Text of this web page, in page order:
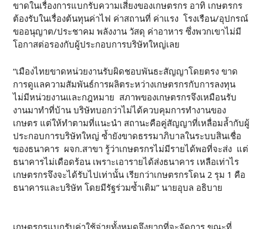
ขาดในเรื่องการแบกรับความเสี่ยงของเกษตรกร อาทิ เกษตรกร
ต้องรับในเรื่องต้นทุนค่าไฟ ค่าสถานที่ ค่าแรง โรงเรือน/อุปกรณ์
ขออนุญาต/ประชาคม พลังงาน วัสดุ ค่าอาหาร ซึ่งพวกเขาไม่มี
โอกาสต่อรองกับผู้ประกอบการบริษัทใหญ่เลย
“เมืองไทยขาดหน่วยงานรับผิดชอบพันธะสัญญาโดยตรง ขาด
การดูแลความสัมพันธ์การผลิตระหว่างเกษตรกรกับการลงทุน
ไม่มีหน่วยงานและกฎหมาย สภาพของเกษตรกรจึงเหมือนรับ
งานมาทำที่บ้าน บริษัทบอกว่าไม่ได้ควบคุมการทำงานของ
เกษตร แต่ให้ทำตามที่แนะนำ สถานะคือคู่สัญญาที่เหลื่อมล้ำกับผู้
ประกอบการบริษัทใหญ่ ซ้ำยังขาดธรรมาภิบาลในระบบสินเชื่อ
ของธนาคาร ผจก.สาขา รู้ว่าเกษตรกรไม่มีรายได้พอที่จะส่ง แต่
ธนาคารไม่เดือดร้อน เพราะเอารายได้ส่งธนาคาร เหลือเท่าไร
เกษตรกรจึงจะได้รับไปเท่านั้น เรียกว่าเกษตรกรโดน 2 รุม 1 คือ
ธนาคารและบริษัท โดยมีรัฐร่วมซ้ำเติม” นายอุบล อธิบาย